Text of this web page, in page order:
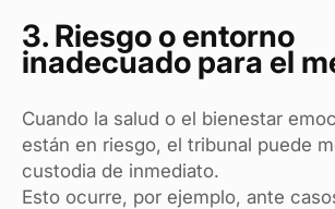
3. Riesgo o entorno
inadecuado para el
Cuando la salud o el bienestar
están en riesgo, el tribunal puede
custodia de inmediato.
Esto ocurre, por ejemplo, ante